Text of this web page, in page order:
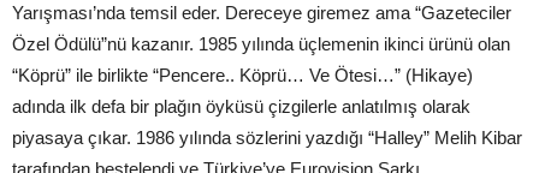
Yarışması’nda temsil eder. Dereceye giremez ama “Gazeteciler
Özel Ödülü”nü kazanır. 1985 yılında üçlemenin ikinci ürünü olan
“Köprü” ile birlikte “Pencere.. Köprü… Ve Ötesi…” (Hikaye)
adında ilk defa bir plağın öyküsü çizgilerle anlatılmış olarak
piyasaya çıkar. 1986 yılında sözlerini yazdığı “Halley” Melih Kibar
tarafından bestelendi ve Türkiye’ye Eurovision Şarkı